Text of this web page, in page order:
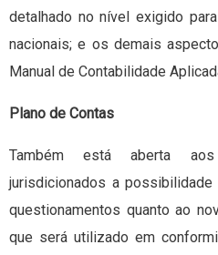
detalhado no nível exigido
nacionais; e os demais
Manual de Contabilidade
Plano de Contas
Também está aberta
jurisdicionados a
questionamentos quanto ao
que será utilizado em